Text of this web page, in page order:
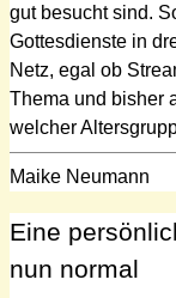
gut besucht sind.
Gottesdienste in
Netz, egal ob
Thema und bisher
welcher
Maike Neumann
Eine
nun normal